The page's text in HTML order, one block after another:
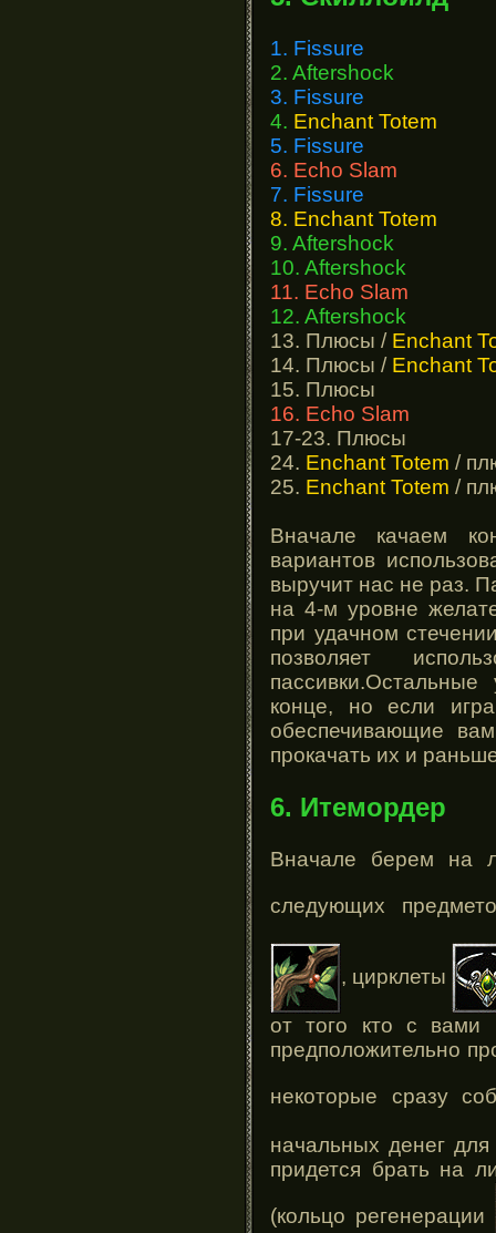
1. Fissure
2. Aftershock
3. Fissure
4. Enchant Totem
5. Fissure
6. Echo Slam
7. Fissure
8. Enchant Totem
9. Aftershock
10. Aftershock
11. Echo Slam
12. Aftershock
13. Плюсы / Enchant
14. Плюсы / Enchant
15. Плюсы
16. Echo Slam
17-23. Плюсы
24. Enchant Totem /
25. Enchant Totem /
Вначале качаем
вариантов
выручит нас не раз.
на 4-м уровне
при удачном
позволяет
конце, но если
обеспечивающие
прокачать их и
6. Итемордер
Вначале берем на
следующих
, цирклеты
от того кто с вами
предположительно
некоторые сразу
начальных денег
придется брать на
(кольцо регенерации